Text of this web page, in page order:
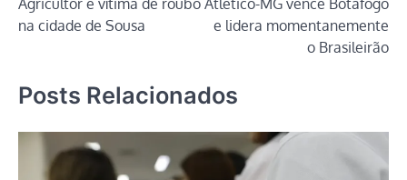
de
Agricultor é vítima de roubo
na cidade de Sousa
Atlético-MG vence Botafogo
e lidera momentanemente
o Brasileirão
Posts Relacionados